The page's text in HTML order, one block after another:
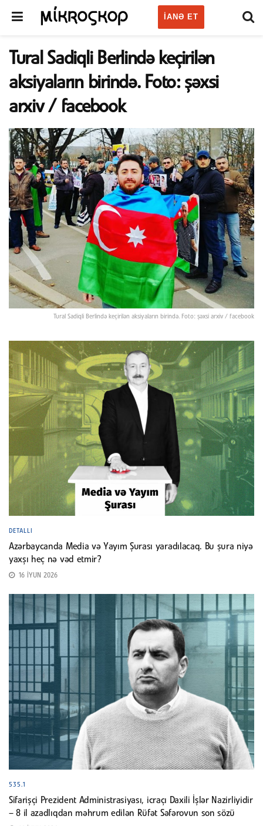
IANƏ ET
Tural Sadiqli Berlində keçirilən
aksiyaların birində. Foto: şəxsi
arxiv / facebook
Tural Sadiqli Berlində keçirilən aksiyaların birində. Foto: şəxsi arxiv / facebook
DETALLI
Azərbaycanda Media və Yayım Şurası yaradılacaq. Bu şura niyə
yaxşı heç nə vəd etmir?
16 İYUN 2026
535.1
Sifarişçi Prezident Administrasiyası, icraçı Daxili İşlər Nazirliyidir
– 8 il azadlıqdan məhrum edilən Rüfət Səfərovun son sözü